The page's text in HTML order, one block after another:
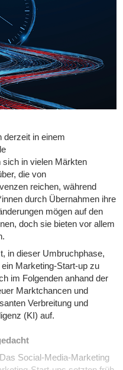
derzeit in einem
sich in vielen Märkten
die von
reichen, während
durch Übernahmen ihre
mögen auf den
doch sie bieten vor allem
in dieser Umbruchphase,
Marketing-Start-up zu
im Folgenden anhand der
Marktchancen und
Verbreitung und
(KI) auf.
Social-Media-Marketing